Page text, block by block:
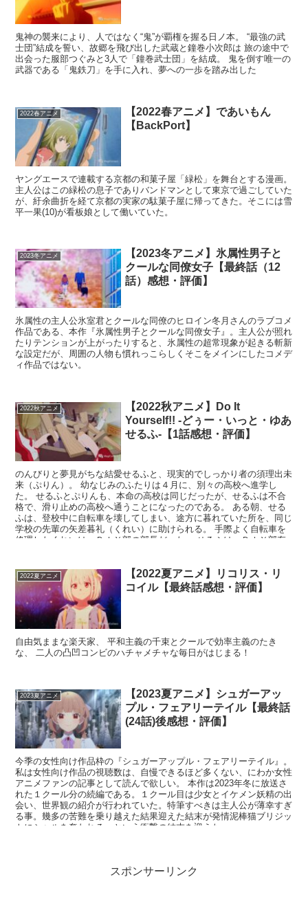
鬼神の襲来により、人ではなく“鬼”が覇権を握る日ノ本。 “最強の武
士団”結成を誓い、故郷を飛び出した武蔵と鐘巻小次郎は 旅の途中で
出会った服部つぐみと3人で「鐘巻武士団」を結成。 鬼を倒す唯一の
武器である「鬼鉄刀」を手に入れ、夢への一歩を踏み出した
2022春アニメ
【2022春アニメ】であいもん
【BackPort】
ヤングエースで連載する京都の和菓子屋「緑松」を舞台とする漫画。
主人公はこの緑松の息子でありバンドマンとして東京で過ごしていた
が、紆余曲折を経て京都の実家の駄菓子屋に帰ってきた。そこには雪
平一果(10)が看板娘として働いていた。
2023冬アニメ
【2023冬アニメ】氷属性男子と
クールな同僚女子【最終話（12
話）感想・評価】
氷属性の主人公氷室君とクールな同僚のヒロイン冬月さんのラブコメ
作品である、本作『氷属性男子とクールな同僚女子』。主人公が照れ
たりテンションが上がったりすると、氷属性の超常現象が起きる斬新
な設定だが、周囲の人物も慣れっこらしくそこをメインにしたコメデ
ィ作品ではない。
2022秋アニメ
【2022秋アニメ】Do It
Yourself!! -どぅー・いっと・ゆあ
せるふ-【1話感想・評価】
のんびりと夢見がちな結愛せるふと、現実的でしっかり者の須理出未
来（ぷりん）。 幼なじみのふたりは４月に、別々の高校へ進学し
た。 せるふとぷりんも、本命の高校は同じだったが、せるふは不合
格で、滑り止めの高校へ通うことになったのである。 ある朝、せる
ふは、登校中に自転車を壊してしまい、途方に暮れていた所を、同じ
学校の先輩の矢差暮礼（くれい）に助けられる。 手際よく自転車を
修理したくれいは、ＤＩＹ部の部長だった。 せるふは、ＤＩＹ部存
2022夏アニメ
【2022夏アニメ】リコリス・リ
コイル【最終話感想・評価】
自由気ままな楽天家、 平和主義の千束とクールで効率主義のたき
な、 二人の凸凹コンビのハチャメチャな毎日がはじまる！
2023夏アニメ
【2023夏アニメ】シュガーアッ
プル・フェアリーテイル【最終話
(24話)後感想・評価】
今季の女性向け作品枠の『シュガーアップル・フェアリーテイル』。
私は女性向け作品の視聴数は、自慢できるほど多くない、にわか女性
アニメファンの記事として読んで欲しい。 本作は2023年冬に放送さ
れた１クール分の続編である。１クール目は少女とイケメン妖精の出
会い、世界観の紹介が行われていた。特筆すべきは主人公が薄幸すぎ
る事。幾多の苦難を乗り越えた結果迎えた結末が発情泥棒猫ブリジッ
トにシャルを奪われる、という衝撃の結末を迎えた。
スポンサーリンク